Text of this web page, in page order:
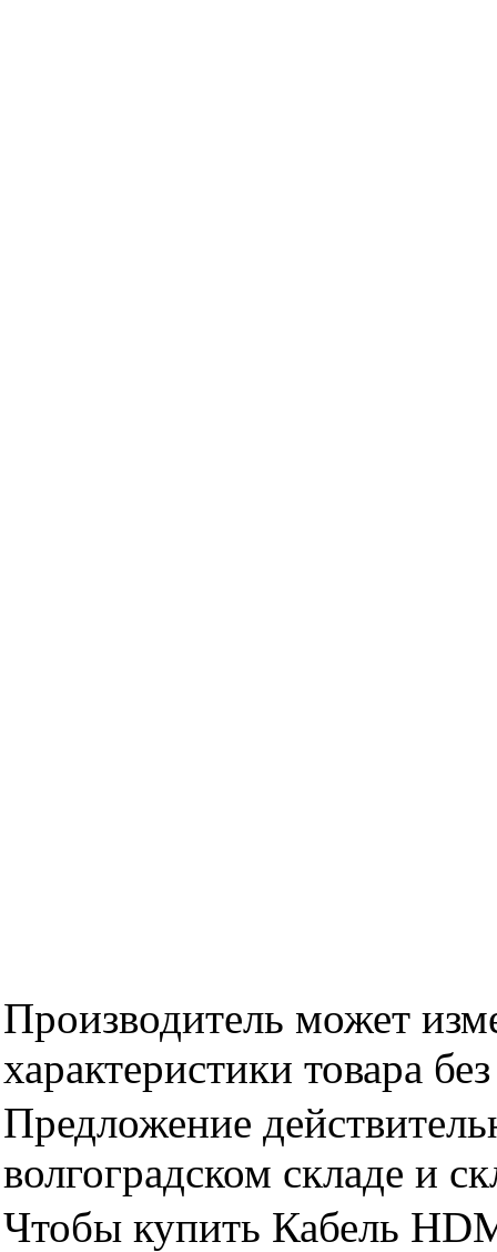
Производитель может
характеристики товара
Предложение
волгоградском складе и
Чтобы купить Кабель